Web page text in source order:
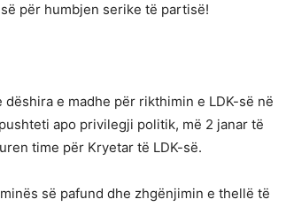
për humbjen serike të partisë!
e madhe për rikthimin e LDK-së në
apo privilegji politik, më 2 janar të
time për Kryetar të LDK-së.
së pafund dhe zhgënjimin e thellë të